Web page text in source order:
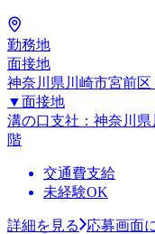
勤務地
面接地
神奈川県川崎市宮前
▼面接地
溝の口支社：神奈川
階
交通費支給
未経験OK
詳細を見る 応募画面